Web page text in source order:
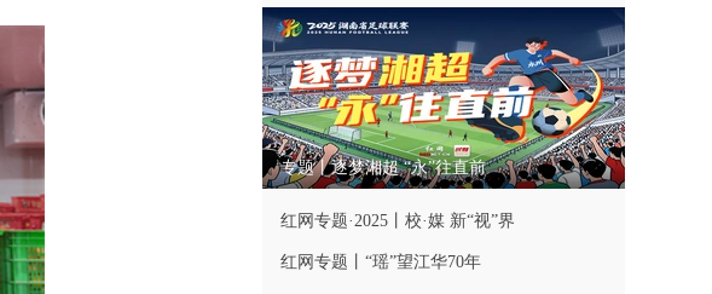
专题丨逐梦湘超 “永”往直前
红网专题·2025丨校·媒 新“视”界
红网专题丨“瑶”望江华70年